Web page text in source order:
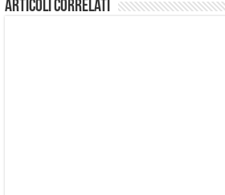
Articoli correlati